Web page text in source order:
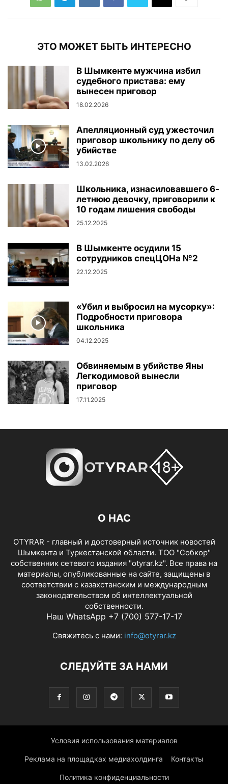
ЭТО МОЖЕТ БЫТЬ ИНТЕРЕСНО
В Шымкенте мужчина избил
судебного пристава: ему
вынесен приговор
18.02.2026
Апелляционный суд ужесточил
приговор школьнику по делу об
убийстве
13.02.2026
Школьника, изнасиловавшего 6-
летнюю девочку, приговорили к
10 годам лишения свободы
25.12.2025
В Шымкенте осудили 15
сотрудников спецЦОНа №2
22.12.2025
«Убил и выбросил на мусорку»:
Подробности приговора
школьника
04.12.2025
Обвиняемым в убийстве Яны
Легкодимовой вынесли
приговор
17.11.2025
О НАС
OTYRAR - главный и достоверный источник новостей
Шымкента и Туркестанской области. ТОО "Собкор"
собственник сетевого издания "otyrar.kz". Все права на
материалы, опубликованные на сайте, защищены в
соответствии с казахстанским и международным
законодательством об интеллектуальной
собственности.
Наш WhatsApp +7 (700) 577-17-17
Свяжитесь с нами: info@otyrar.kz
СЛЕДУЙТЕ ЗА НАМИ
Условия использования материалов
Реклама на площадках медиахолдинга Контакты
Политика конфиденциальности